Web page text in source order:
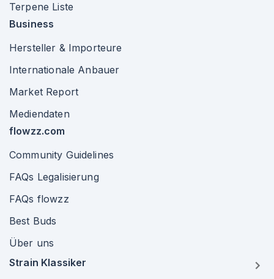
Terpene Liste
Business
Hersteller & Importeure
Internationale Anbauer
Market Report
Mediendaten
flowzz.com
Community Guidelines
FAQs Legalisierung
FAQs flowzz
Best Buds
Über uns
Strain Klassiker